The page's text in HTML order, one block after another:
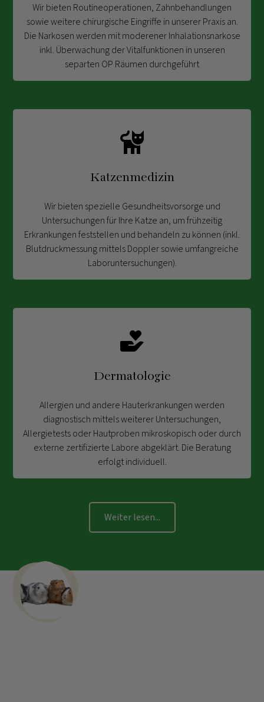
Wir bieten Routineoperationen, Zahnbehandlungen
sowie weitere chirurgische Eingriffe in unserer Praxis an.
Die Narkosen werden mit moderener Inhalationsnarkose
inkl. Überwachung der Vitalfunktionen in unseren
separten OP Räumen durchgeführt
Katzenmedizin
Wir bieten spezielle Gesundheitsvorsorge und
Untersuchungen für Ihre Katze an, um frühzeitig
Erkrankungen feststellen und behandeln zu können (inkl.
Blutdruckmessung mittels Doppler sowie umfangreiche
Laboruntersuchungen).
Dermatologie
Allergien und andere Hauterkrankungen werden
diagnostisch mittels weiterer Untersuchungen,
Allergietests oder Hautproben mikroskopisch oder durch
externe zertifizierte Labore abgeklärt. Die Beratung
erfolgt individuell.
Weiter lesen...